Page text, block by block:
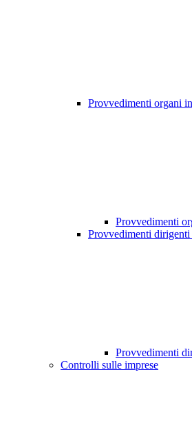
Provvedimenti organi
Provvedimenti
Provvedimenti
Provvedimenti
Controlli sulle imprese